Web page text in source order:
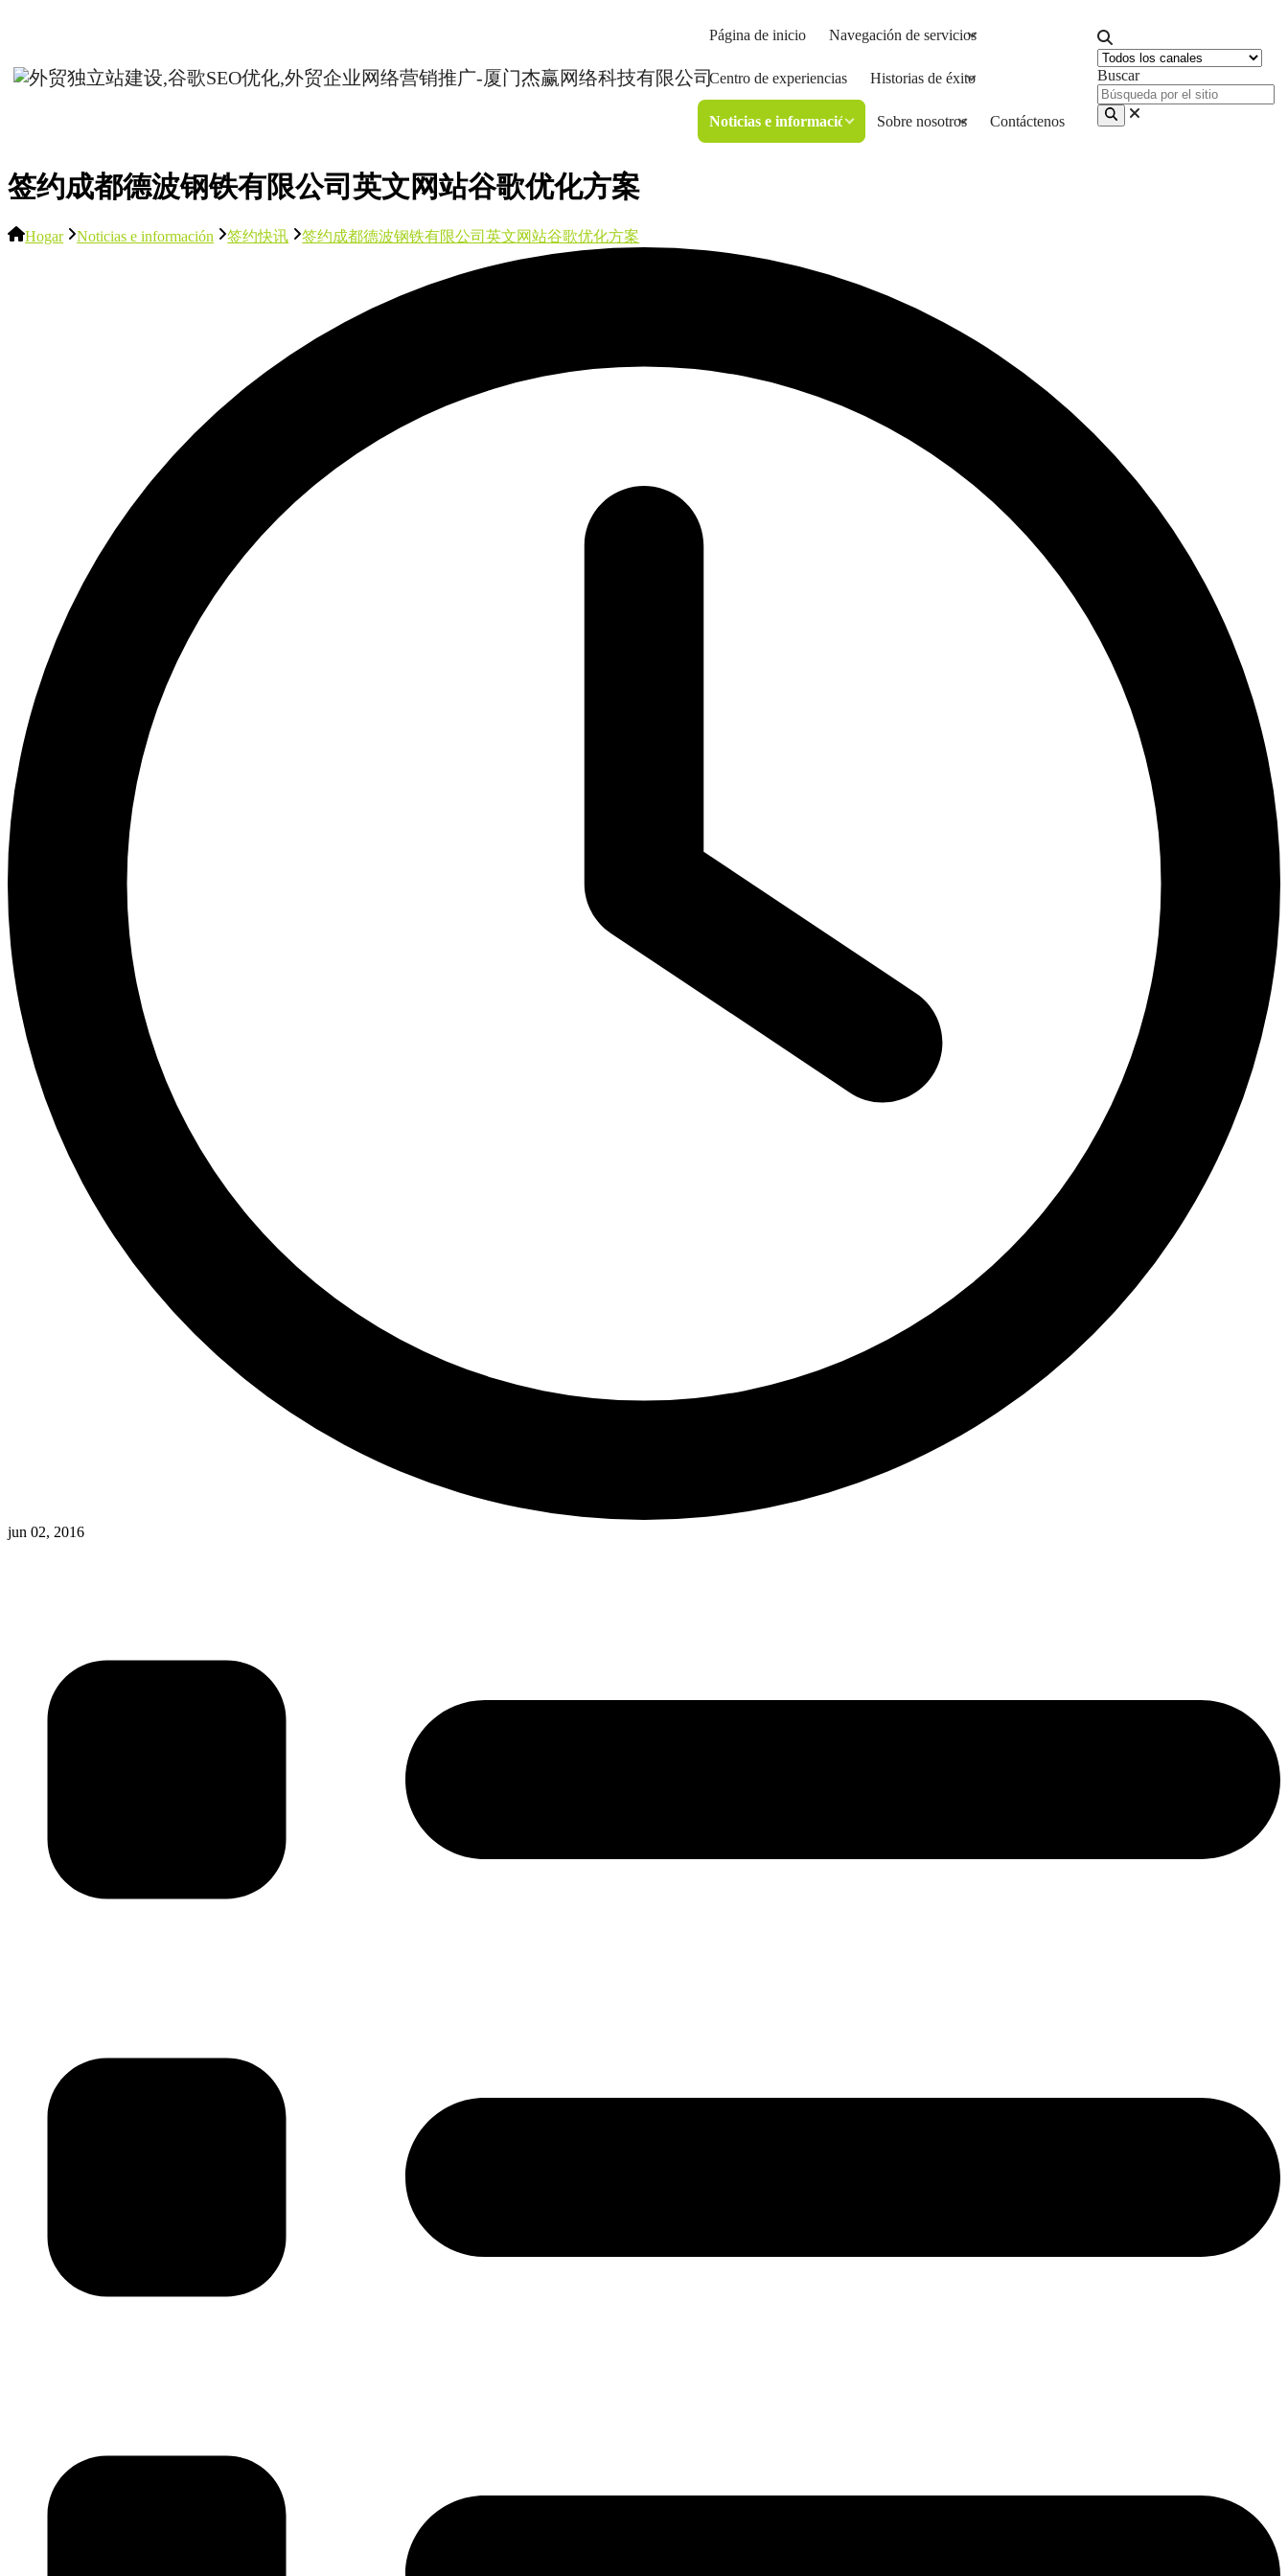
Página de inicio Navegación de servicios
Centro de experiencias Historias de éxito
Noticias e información Sobre nosotros Contáctenos
Buscar
签约成都德波钢铁有限公司英文网站谷歌优化方案
Hogar Noticias e información 签约快讯 签约成都德波钢铁有限公司英文网站谷歌优化方案
jun 02, 2016